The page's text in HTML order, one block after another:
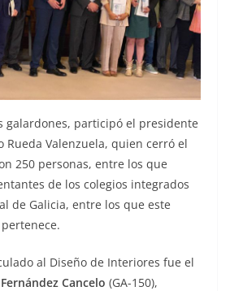
galardones, participó el presidente
Rueda Valenzuela, quien cerró el
250 personas, entre los que
de los colegios integrados
de Galicia, entre los que este
al Diseño de Interiores fue el
Cancelo (GA-150),